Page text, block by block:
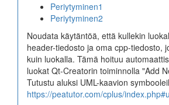
H2b (oliolista)
H3a (perintä)
H3b (perintä)
H4 (kompositio)
Periytyminen1
Periytyminen2
Noudata käytäntöä, että kullekin
header-tiedosto ja oma cpp-tiedosto,
kuin luokalla. Tämä hoituu
luokat Qt-Creatorin toiminnolla "Add
Tutustu aluksi UML-kaavion
https://peatutor.com/cplus/